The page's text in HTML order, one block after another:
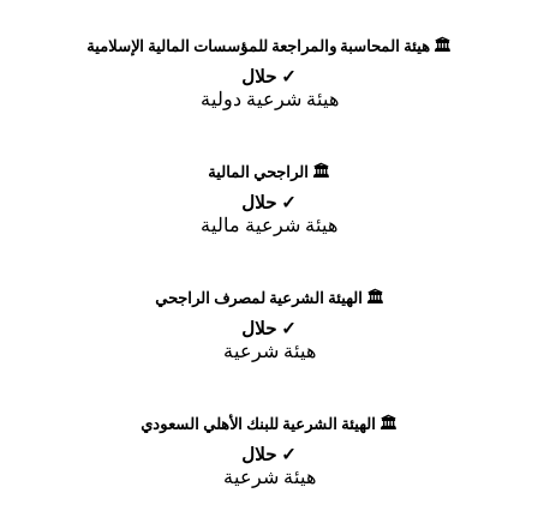
🏛️ هيئة المحاسبة والمراجعة للمؤسسات المالية الإسلامية
✓ حلال
هيئة شرعية دولية
🏛️ الراجحي المالية
✓ حلال
هيئة شرعية مالية
🏛️ الهيئة الشرعية لمصرف الراجحي
✓ حلال
هيئة شرعية
🏛️ الهيئة الشرعية للبنك الأهلي السعودي
✓ حلال
هيئة شرعية